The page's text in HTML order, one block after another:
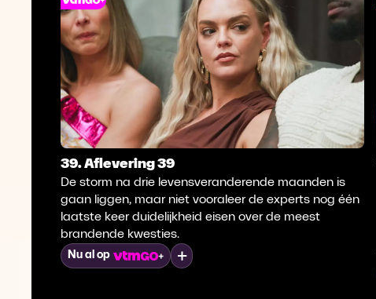
39. Aflevering 39
De storm na drie levensveranderende maanden is
gaan liggen, maar niet vooraleer de experts nog één
laatste keer duidelijkheid eisen over de meest
brandende kwesties.
Nu al op